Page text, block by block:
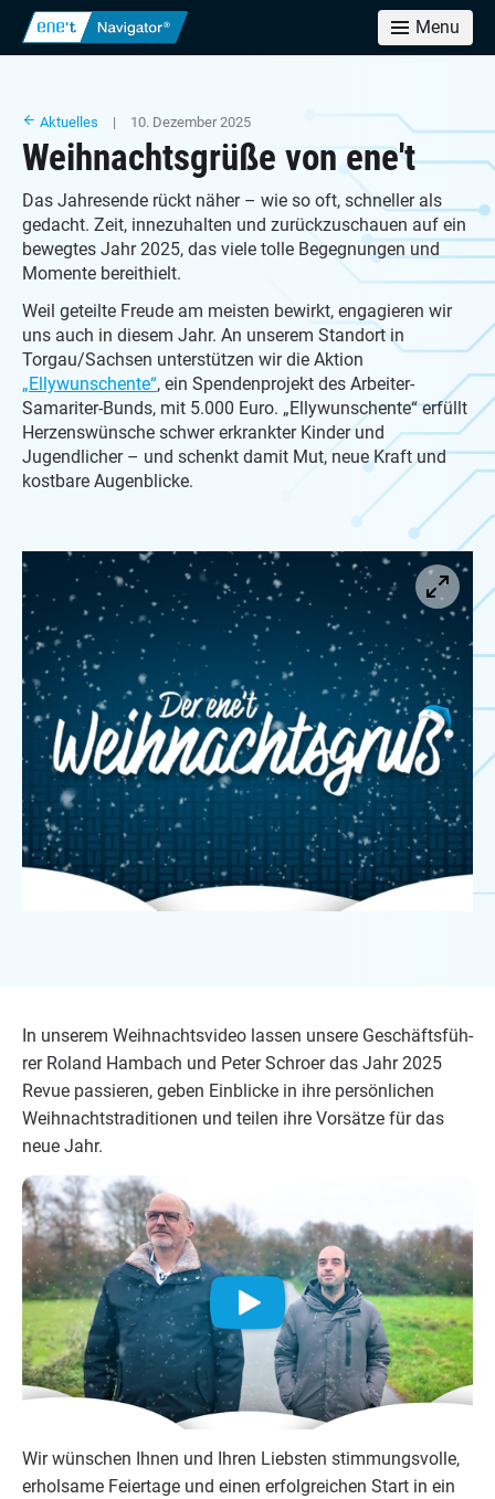
Menu
Aktuelles | 10. Dezember 2025
Weihnachtsgrüße von ene't
Das Jahresende rückt näher – wie so oft, schneller als
gedacht. Zeit, innezuhalten und zurückzuschauen auf ein
bewegtes Jahr 2025, das viele tolle Begegnungen und
Momente bereithielt.
Weil geteilte Freude am meisten bewirkt, engagieren wir
uns auch in diesem Jahr. An unserem Standort in
Torgau/Sachsen unterstützen wir die Aktion
„Ellywunschente“, ein Spendenprojekt des Arbeiter-
Samariter-Bunds, mit 5.000 Euro. „Ellywunschente“ erfüllt
Herzenswünsche schwer erkrankter Kinder und
Jugendlicher – und schenkt damit Mut, neue Kraft und
kostbare Augenblicke.
In unse­rem Weih­nachts­vi­deo las­sen unse­re Geschäfts­füh­
rer Roland Ham­bach und Peter Schroer das Jahr2025
Revue pas­sie­ren, geben Ein­bli­cke in ihre per­sön­li­chen
Weih­nachts­tra­di­tio­nen und tei­len ihre Vor­sät­ze für das
neue Jahr.
Wir wün­schen Ihnen und Ihren Liebs­ten stim­mungs­vol­le,
erhol­sa­me Fei­er­ta­ge und einen erfolg­rei­chen Start in ein